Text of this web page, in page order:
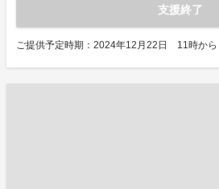
支援終了
ご提供予定時期：2024年12月22日 11時から